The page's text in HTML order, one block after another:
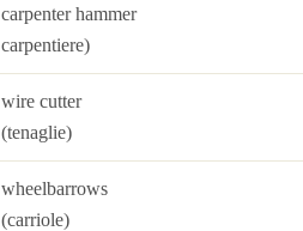
carpenter hammer
carpentiere)
wire
(tenaglie)
(carriole)